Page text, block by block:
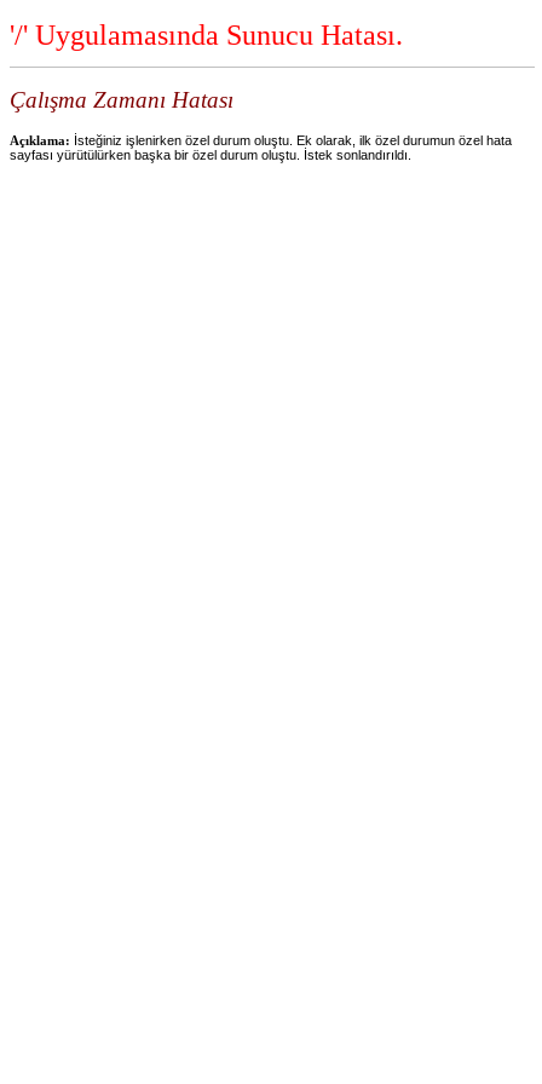
'/' Uygulamasında Sunucu Hatası.
Çalışma Zamanı Hatası
Açıklama: İsteğiniz işlenirken özel durum oluştu. Ek olarak, ilk özel durumun özel hata
sayfası yürütülürken başka bir özel durum oluştu. İstek sonlandırıldı.